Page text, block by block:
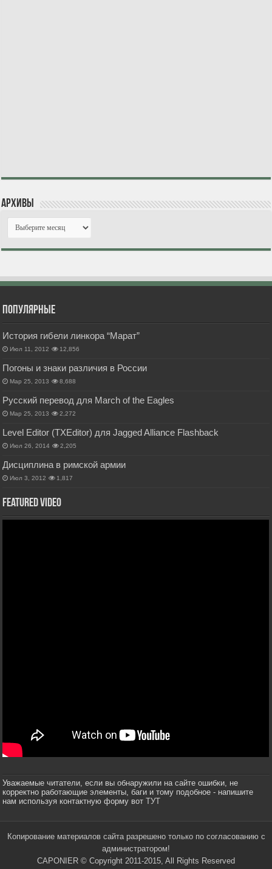
Архивы
Популярные
История гибели линкора “Марат”
Июл 11, 2012 12,856
Погоны и знаки различия в России
Мар 25, 2013 8,688
Русский перевод для March of the Eagles
Мар 25, 2013 2,272
Level Editor (TXEditor) для Jagged Alliance Flashback
Июл 26, 2014 2,205
Дисциплина в римской армии
Июл 3, 2012 1,817
Featured Video
Уважаемые читатели, если вы обнаружили на сайте ошибки, не
корректно работающие элементы, баги и тому подобное - напишите
нам используя контактную форму вотТУТ
Копирование материалов сайта разрешено только по согласованию с
администратором!
CAPONIER © Copyright 2011-2015, All Rights Reserved